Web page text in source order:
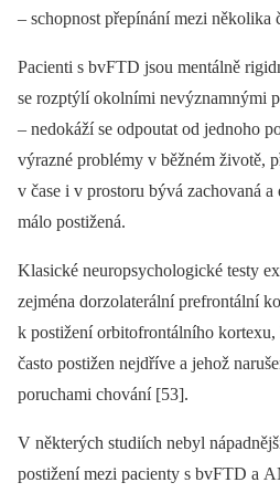
–⁠ schopnost přepínání mezi několika
Pacienti s bvFTD jsou mentálně
se rozptýlí okolními nevýznamnými
–⁠ nedokáží se odpoutat od jednoho
výrazné problémy v běžném životě,
v čase i v prostoru bývá zachovaná
málo postižená.
Klasické neuropsychologické testy
zejména dorzolaterální prefrontální
k postižení orbitofrontálního
často postižen nejdříve a jehož
poruchami chování [53].
V ně­kte­rých studiích nebyl
postižení mezi pacienty s bvFTD a